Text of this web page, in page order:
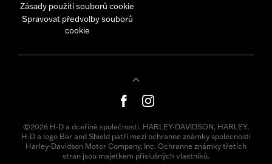
Zásady použití souborů cookie
Spravovat předvolby souborů
cookie
©2026 H-D a dceřiné společnosti. HARLEY-DAVIDSON, HARLEY,
H-D a logo Bar and Shield patří mezi ochranne známky spolecnosti
Harley-Davidson Motor Company, Inc. Ochranne známky třetích
stran jsou majetkem příslušných vlastníků.